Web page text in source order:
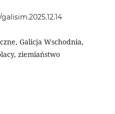
Galicja Wschodnia,
ziemiaństwo